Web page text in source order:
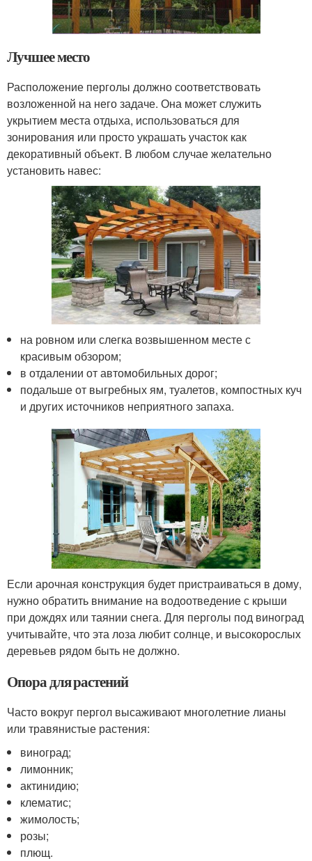
Лучшее место
Расположение перголы должно соответствовать
возложенной на него задаче. Она может служить
укрытием места отдыха, использоваться для
зонирования или просто украшать участок как
декоративный объект. В любом случае желательно
установить навес:
на ровном или слегка возвышенном месте с
красивым обзором;
в отдалении от автомобильных дорог;
подальше от выгребных ям, туалетов, компостных куч
и других источников неприятного запаха.
Если арочная конструкция будет пристраиваться в дому,
нужно обратить внимание на водоотведение с крыши
при дождях или таянии снега. Для перголы под виноград
учитывайте, что эта лоза любит солнце, и высокорослых
деревьев рядом быть не должно.
Опора для растений
Часто вокруг пергол высаживают многолетние лианы
или травянистые растения:
виноград;
лимонник;
актинидию;
клематис;
жимолость;
розы;
плющ.